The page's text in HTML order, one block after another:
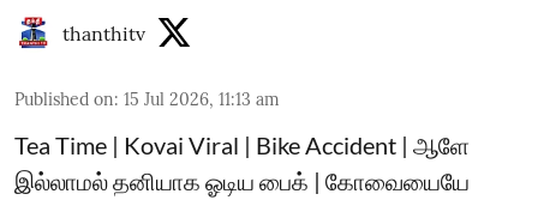
thanthitv
Published on: 15 Jul 2026, 11:13 am
Tea Time | Kovai Viral | Bike Accident | ஆளே
இல்லாமல் தனியாக ஓடிய பைக் | கோவையையே